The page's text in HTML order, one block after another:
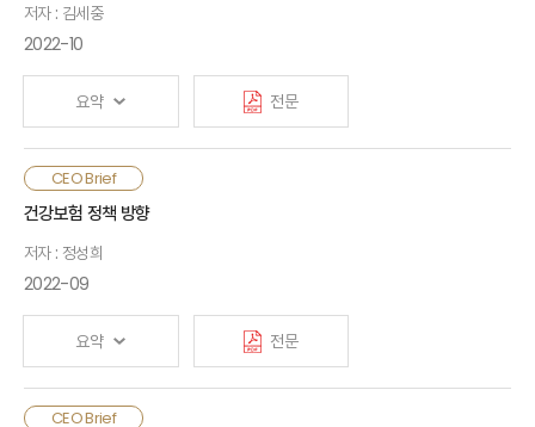
견실한 자본 관리와 적극적인 장기투자를 통하여 보험공급과 시장
안정화에 적극적으로 대응할 필요가 있음. 한편, 장기
추세적으로는 IFRS와 친환경·친사회(ESG)의 영향을 가늠하기
어렵고 소비자의 구성 변화가 보험수요로 연결될 수 있는지도
불확실함. 따라서 IFRS가 시사하는 바와 같이 경영의 시계(Time
horizon)를 장기에 맞추고, 디지털 전환과 그린 전환을
사업모형에 내재화하는 데에 보험산업이 주력해야 할 것임
저자 : 김세중
2022-10
요약 전문
2022년 보험회사 CEO 설문조사는 각 보험회사 CEO들을
대상으로 현재 보험산업을 둘러싼 환경 변화와 미래 전략, 정책적
보험회사 CEO들은 최근 급격한 경제환경 변화의 부정적 충격을
우려하고 있으며, 경기둔화와 IFRS17 및 K-ICS 등 시가평가
기반의 신제도 도입 등으로 2021년에 비해 단기 현안에 보다
집중하는 모습임. 2023년은 다양한 불확실성이 존재하는
시기이므로 슬기로운 생존전략이 필요할 것으로 보임
CEO Brief
건강보험 정책 방향
저자 : 정성희
2022-09
요약 전문
정부의 꾸준한 건강보험 보장성 강화 정책에도 불구하고 비급여의
CEO Brief